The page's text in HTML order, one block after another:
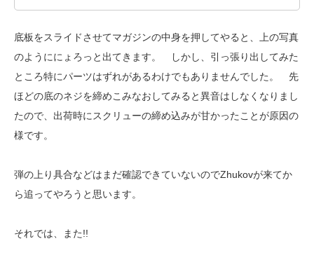
底板をスライドさせてマガジンの中身を押してやると、上の写真
のようににょろっと出てきます。 しかし、引っ張り出してみた
ところ特にパーツはずれがあるわけでもありませんでした。 先
ほどの底のネジを締めこみなおしてみると異音はしなくなりまし
たので、出荷時にスクリューの締め込みが甘かったことが原因の
様です。
弾の上り具合などはまだ確認できていないのでZhukovが来てか
ら追ってやろうと思います。
それでは、また!!